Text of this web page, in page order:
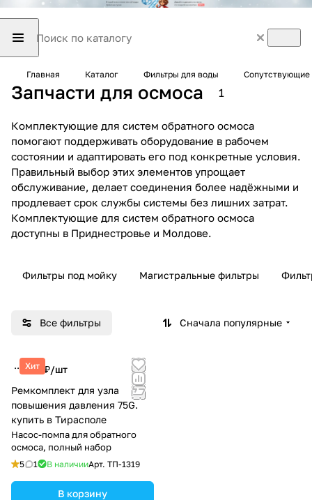
Главная Каталог Фильтры для воды
Запчасти для осмоса 1
Комплектующие для систем обратного осмоса
помогают поддерживать оборудование в рабочем
состоянии и адаптировать его под конкретные условия.
Правильный выбор этих элементов упрощает
обслуживание, делает соединения более надёжными и
продлевает срок службы системы без лишних затрат.
Комплектующие для систем обратного осмоса
доступны в Приднестровье и Молдове.
Фильтры под мойку Магистральные фильтры
Все фильтры Сначала популярные
Хит
857 ₽/шт
Ремкомплект для узла
повышения давления 75G.
купить в Тирасполе
Насос-помпа для обратного
осмоса, полный набор
5 1 В наличииАрт. ТП-1319
В корзину